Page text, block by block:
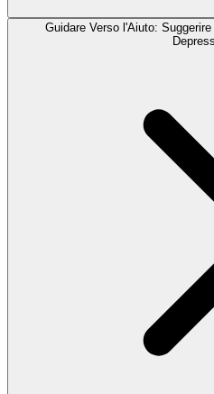
Guidare Verso l'Aiuto: